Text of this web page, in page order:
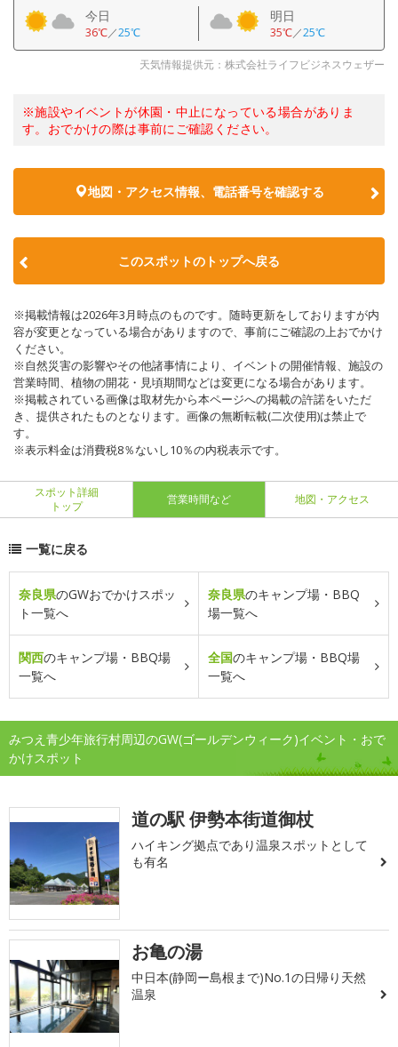
今日
36℃／25℃
明日
35℃／25℃
天気情報提供元：株式会社ライフビジネスウェザー
※施設やイベントが休園・中止になっている場合がありま
す。おでかけの際は事前にご確認ください。
地図・アクセス情報、電話番号を確認する
このスポットのトップへ戻る
※掲載情報は2026年3月時点のものです。随時更新をしておりますが内
容が変更となっている場合がありますので、事前にご確認の上おでかけ
ください。
※自然災害の影響やその他諸事情により、イベントの開催情報、施設の
営業時間、植物の開花・見頃期間などは変更になる場合があります。
※掲載されている画像は取材先から本ページへの掲載の許諾をいただ
き、提供されたものとなります。画像の無断転載(二次使用)は禁止で
す。
※表示料金は消費税8％ないし10％の内税表示です。
スポット詳細
トップ
営業時間など 地図・アクセス
一覧に戻る
奈良県のGWおでかけスポッ
ト一覧へ
奈良県のキャンプ場・BBQ
場一覧へ
関西のキャンプ場・BBQ場
一覧へ
全国のキャンプ場・BBQ場
一覧へ
みつえ青少年旅行村周辺のGW(ゴールデンウィーク)イベント・おで
かけスポット
道の駅 伊勢本街道御杖
ハイキング拠点であり温泉スポットとして
も有名
お亀の湯
中日本(静岡ー島根まで)No.1の日帰り天然
温泉